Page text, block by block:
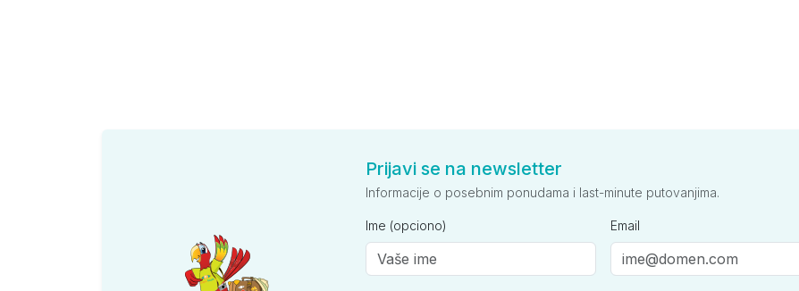
Prijavi se na newsletter
Informacije o posebnim ponudama i last-minute putovanjima.
Ime (opciono) Email